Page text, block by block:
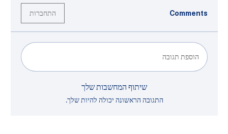
Comments התחברות
הוספת תגובה
שיתוף המחשבות שלך
התגובה הראשונה יכולה להיות שלך.